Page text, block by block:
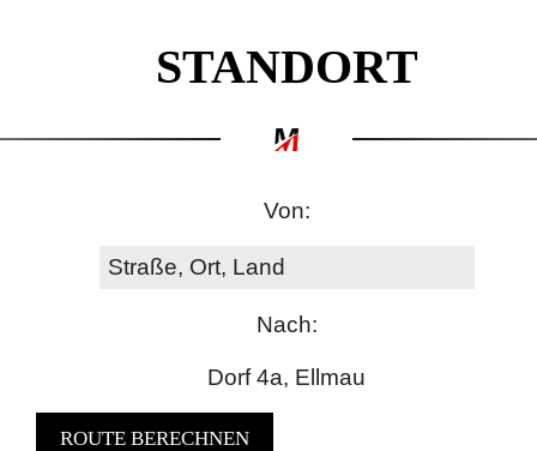
STANDORT
Von:
Nach:
Dorf 4a, Ellmau